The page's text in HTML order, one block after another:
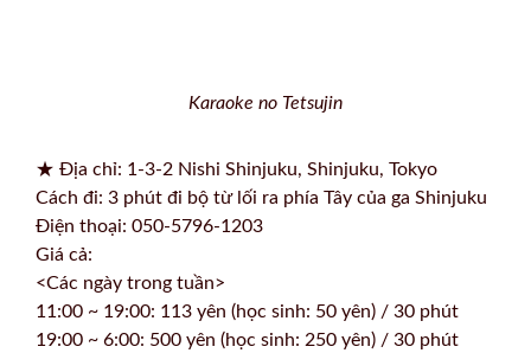
Karaoke no Tetsujin
★ Địa chỉ: 1-3-2 Nishi Shinjuku, Shinjuku, Tokyo
Cách đi: 3 phút đi bộ từ lối ra phía Tây của ga Shinjuku
Điện thoại: 050-5796-1203
Giá cả:
<Các ngày trong tuần>
11:00 ~ 19:00: 113 yên (học sinh: 50 yên) / 30 phút
19:00 ~ 6:00: 500 yên (học sinh: 250 yên) / 30 phút